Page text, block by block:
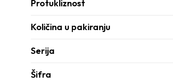
Protukliznost
Količina u pakiranju
Serija
Šifra